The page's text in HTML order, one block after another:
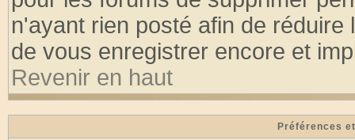
n'ayant rien posté afin de
de vous enregistrer encore et
Revenir en haut
Préférences